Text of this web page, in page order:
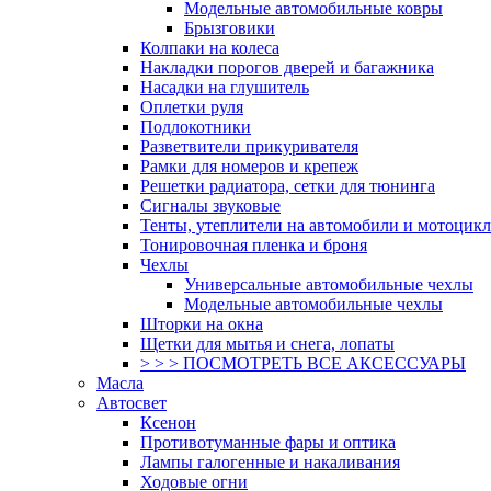
Модельные автомобильные ковры
Брызговики
Колпаки на колеса
Накладки порогов дверей и багажника
Насадки на глушитель
Оплетки руля
Подлокотники
Разветвители прикуривателя
Рамки для номеров и крепеж
Решетки радиатора, сетки для тюнинга
Сигналы звуковые
Тенты, утеплители на автомобили и
Тонировочная пленка и броня
Чехлы
Универсальные автомобильные чехлы
Модельные автомобильные чехлы
Шторки на окна
Щетки для мытья и снега, лопаты
> > > ПОСМОТРЕТЬ ВСЕ АКСЕССУАРЫ
Масла
Автосвет
Ксенон
Противотуманные фары и оптика
Лампы галогенные и накаливания
Ходовые огни